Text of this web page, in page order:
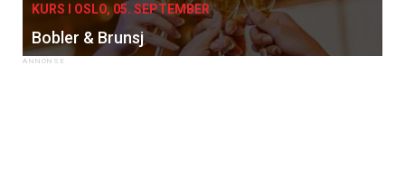
KURS I OSLO, 05. SEPTEMBER
Bobler & Brunsj